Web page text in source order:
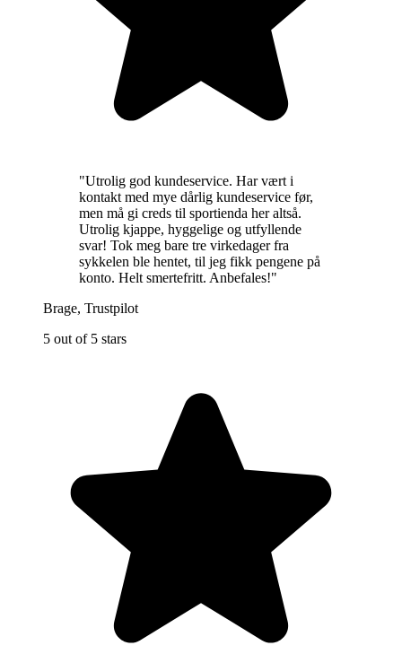
"Utrolig god kundeservice. Har vært i
kontakt med mye dårlig kundeservice før,
men må gi creds til sportienda her altså.
Utrolig kjappe, hyggelige og utfyllende
svar! Tok meg bare tre virkedager fra
sykkelen ble hentet, til jeg fikk pengene på
konto. Helt smertefritt. Anbefales!"
Brage, Trustpilot
5 out of 5 stars